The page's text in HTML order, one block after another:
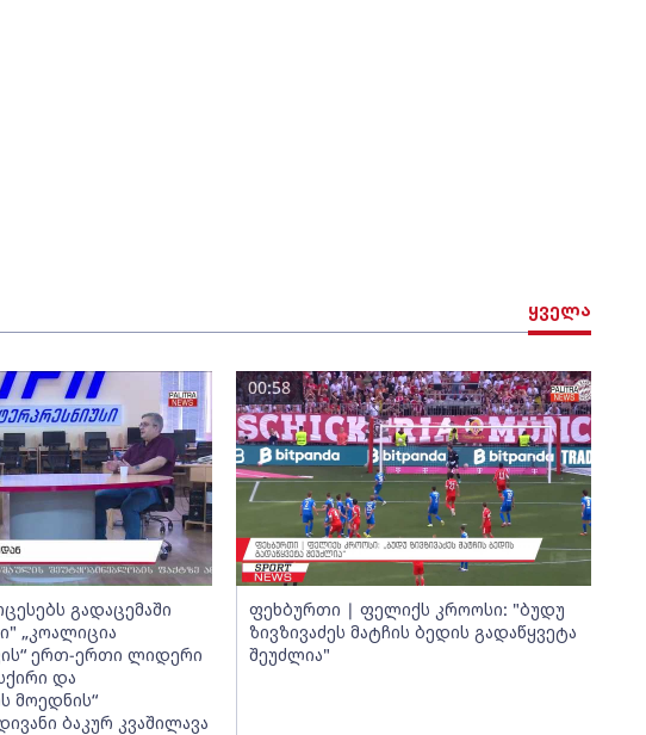
ყველა
გადაცემაში
„კოალიცია
ერთ-ერთი ლიდერი
და
მოედნის“
ბაკურ კვაშილავა
ფეხბურთი | ფელიქს კროოსი: "ბუდუ
ზივზივაძეს მატჩის ბედის გადაწყვეტა
შეუძლია"
00:58